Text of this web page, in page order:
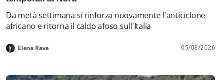
Da metà settimana si rinforza nuovamente l'anticiclone
africano e ritorna il caldo afoso sull'Italia
Elena Rava 05/08/2026